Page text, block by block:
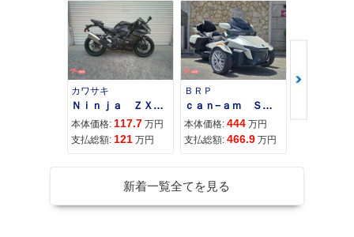
カワサキ
Ｎｉｎｊａ ＺＸ−４Ｒ ＳＥ
本体価格: 117.7 万円
支払総額: 121 万円
ＢＲＰ
ｃａｎ−ａｍ ＳＰＹＤＥＲ ＲＴ ＬＩＭＩＴＥＤ
本体価格: 444 万円
支払総額: 466.9 万円
新着一覧全てを見る